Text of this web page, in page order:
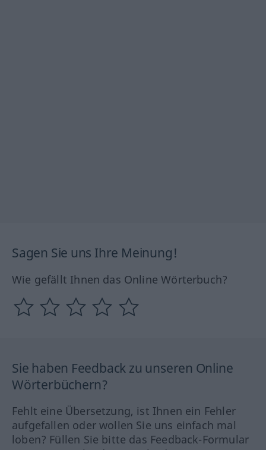
Sagen Sie uns Ihre Meinung!
Wie gefällt Ihnen das Online Wörterbuch?
Sie haben Feedback zu unseren Online
Wörterbüchern?
Fehlt eine Übersetzung, ist Ihnen ein Fehler
aufgefallen oder wollen Sie uns einfach mal
loben? Füllen Sie bitte das Feedback-Formular